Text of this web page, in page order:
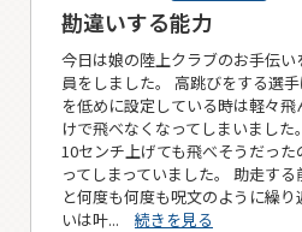
勘違いする能力
今日は娘の陸上クラブのお手伝
員をしました。 高跳びをする選
を低めに設定している時は軽々
けで飛べなくなってしまいまし
10センチ上げても飛べそうだっ
ってしまっていました。 助走す
と何度も何度も呪文のように繰
いは叶... 続きを見る